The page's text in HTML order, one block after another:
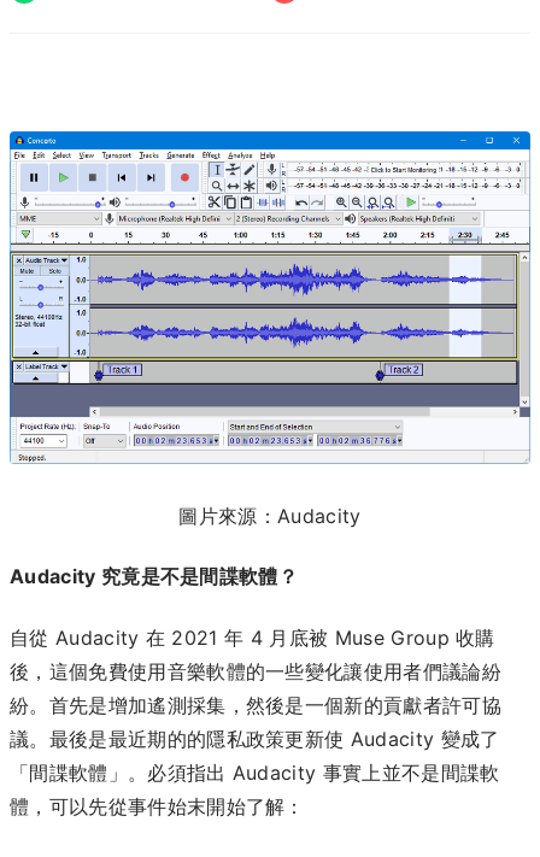
圖片來源：Audacity
Audacity 究竟是不是間諜軟體？
自從 Audacity 在 2021 年 4 月底被 Muse Group 收購
後，這個免費使用音樂軟體的一些變化讓使用者們議論紛
紛。首先是增加遙測採集，然後是一個新的貢獻者許可協
議。最後是最近期的的隱私政策更新使 Audacity 變成了
「間諜軟體」。必須指出 Audacity 事實上並不是間諜軟
體，可以先從事件始末開始了解：